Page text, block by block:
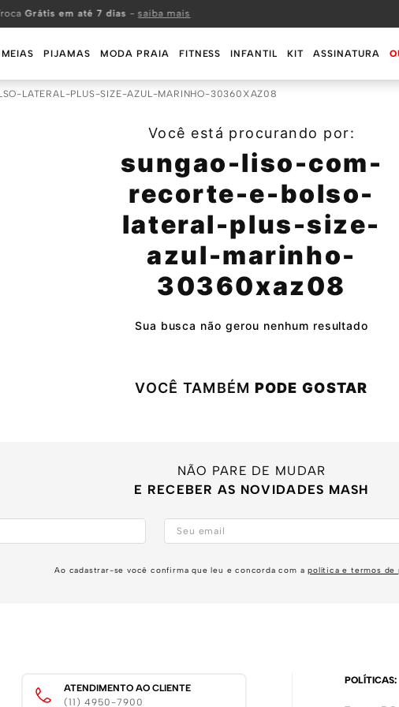
Grátis em até 7 dias -saiba mais
MEIAS PIJAMAS MODA PRAIA FITNESS INFANTIL KIT ASSINATURA
LATERAL-PLUS-SIZE-AZUL-MARINHO-30360XAZ08
Você está procurando por:
sungao-liso-com-
recorte-e-bolso-
lateral-plus-size-
azul-marinho-
30360xaz08
Sua busca não gerou nenhum resultado
VOCÊ TAMBÉM PODE GOSTAR
NÃO PARE DE MUDAR
E RECEBER AS NOVIDADES MASH
Ao cadastrar-se você confirma que leu e concorda com apolítica e termos de
ATENDIMENTO AO CLIENTE
(11) 4950-7900
POLÍTICAS: